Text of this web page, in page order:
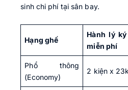
sinh chi phí tại sân bay.
Hạng ghế
Hành lý
miễn phí
Phổ thông
(Economy)
2 kiện x